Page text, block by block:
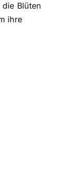
Blüten
ihre